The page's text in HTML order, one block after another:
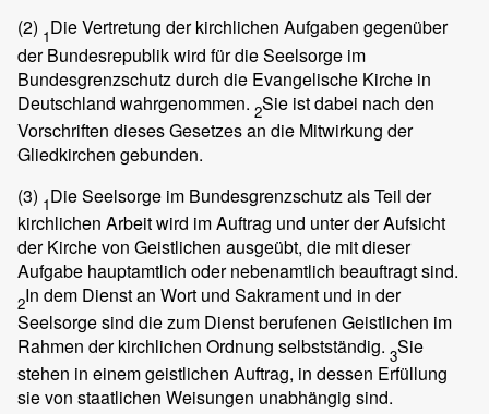
(2) 1Die Vertretung der kirchlichen Aufgaben gegenüber
der Bundesrepublik wird für die Seelsorge im
Bundesgrenzschutz durch die Evangelische Kirche in
Deutschland wahrgenommen. 2Sie ist dabei nach den
Vorschriften dieses Gesetzes an die Mitwirkung der
Gliedkirchen gebunden.
(3) 1Die Seelsorge im Bundesgrenzschutz als Teil der
kirchlichen Arbeit wird im Auftrag und unter der Aufsicht
der Kirche von Geistlichen ausgeübt, die mit dieser
Aufgabe hauptamtlich oder nebenamtlich beauftragt sind.
2In dem Dienst an Wort und Sakrament und in der
Seelsorge sind die zum Dienst berufenen Geistlichen im
Rahmen der kirchlichen Ordnung selbstständig. 3Sie
stehen in einem geistlichen Auftrag, in dessen Erfüllung
sie von staatlichen Weisungen unabhängig sind.